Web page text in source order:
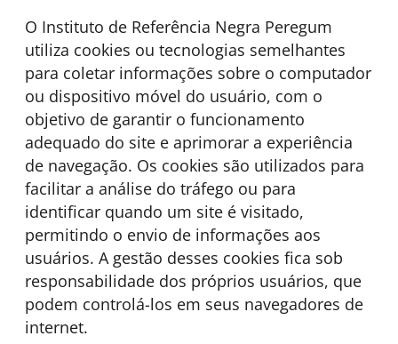
O Instituto de Referência Negra Peregum
utiliza cookies ou tecnologias semelhantes
para coletar informações sobre o computador
ou dispositivo móvel do usuário, com o
objetivo de garantir o funcionamento
adequado do site e aprimorar a experiência
de navegação. Os cookies são utilizados para
facilitar a análise do tráfego ou para
identificar quando um site é visitado,
permitindo o envio de informações aos
usuários. A gestão desses cookies fica sob
responsabilidade dos próprios usuários, que
podem controlá-los em seus navegadores de
internet.